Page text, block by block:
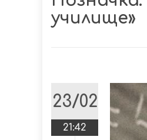
училище»
23/02
21:42